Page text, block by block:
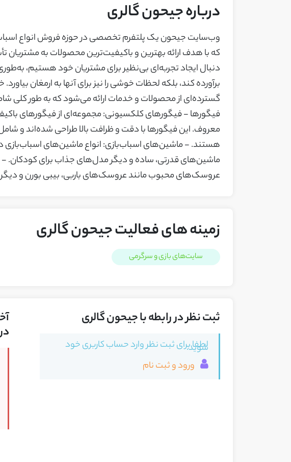
درباره جیحون گالری
وب‌سایت جیحون یک پلتفرم تخصصی در حوزه فروش انواع
که با هدف ارائه بهترین و باکیفیت‌ترین محصولات به
دنبال ایجاد تجربه‌ای بی‌نظیر برای مشتریان خود هستیم،
برآورده کند، بلکه لحظات خوشی را نیز برای آنها به ارمغان
فیگورها - فیگورهای کلکسیونی: مجموعه‌ای از فیگورهای
معروف. این فیگورها با دقت و ظرافت بالا طراحی شده‌اند و
هستند. - ماشین‌های اسباب‌بازی: انواع ماشین‌های اسباب‌بازی
ماشین‌های قدرتی، ساده و دیگر مدل‌های جذاب برای کودکان.
عروسک‌های محبوب مانند عروسک‌های باربی، بیبی بورن و
زمینه های فعالیت جیحون گالری
سایت‌های بازی و سرگرمی
ثبت نظر در رابطه با جیحون گالری
لطفا برای ثبت نظر وارد حساب کاربری خود
شوید.
ورود و ثبت نام